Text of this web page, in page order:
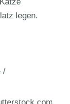
legen.
/